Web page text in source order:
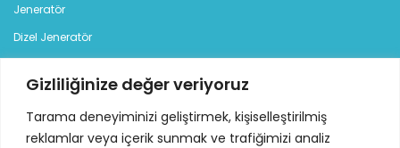
Gizliliğinize değer veriyoruz
Tarama deneyiminizi geliştirmek, kişiselleştirilmiş
reklamlar veya içerik sunmak ve trafiğimizi analiz
Jeneratör
Dizel Jeneratör
Kiralık Jeneratör
İLETİŞİM